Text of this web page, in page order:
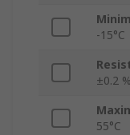
-15°C
±0.2
55°C